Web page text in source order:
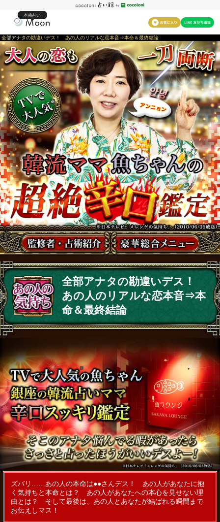
本格占い
全部アナタの勘違いデス！ あの人のリアルな恋本音⇒本命＆最終結論
全部アナタの勘違いデス！
あの人のリアルな恋本音⇒本
命＆最終結論
ズバリ……あの人の本命は●●さんデス！ あの人があなたに抱
く気持ちと本命とは？ あの人があなたへの本心を見せない理
由とは？ そして最後は、あの人とあなたが結ばれる瞬間まで
お伝えしマス！